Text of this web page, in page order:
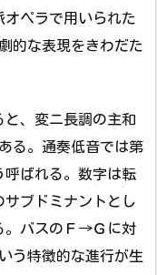
ペラで用いられた
的な表現をきわだた
と、変ニ長調の主和
る。通奏低音では第
呼ばれる。数字は転
サブドミナントとし
。バスのＦ→Ｇに対
う特徴的な進行が生